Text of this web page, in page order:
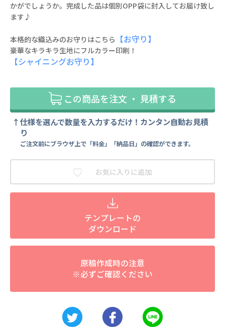
かがでしょうか。完成した品は個別OPP袋に封入してお届け致し
ます♪
本格的な織込みのお守りはこちら 【お守り】
豪華なキラキラ生地にフルカラー印刷！
【シャイニングお守り】
この商品を注文 ・ 見積する
仕様を選んで数量を入力するだけ！カンタン自動お見積
り
ご注文前にブラウザ上で「料金」「納品日」の確認ができます。
お気に入りに追加
テンプレートの
ダウンロード
原稿作成時の注意
※必ずご確認ください